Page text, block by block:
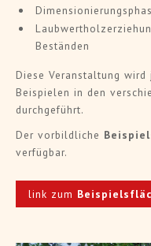
Beständen
Diese Veranstaltung
Beispielen in den
durchgeführt.
Der vorbildliche
verfügbar.
link zum